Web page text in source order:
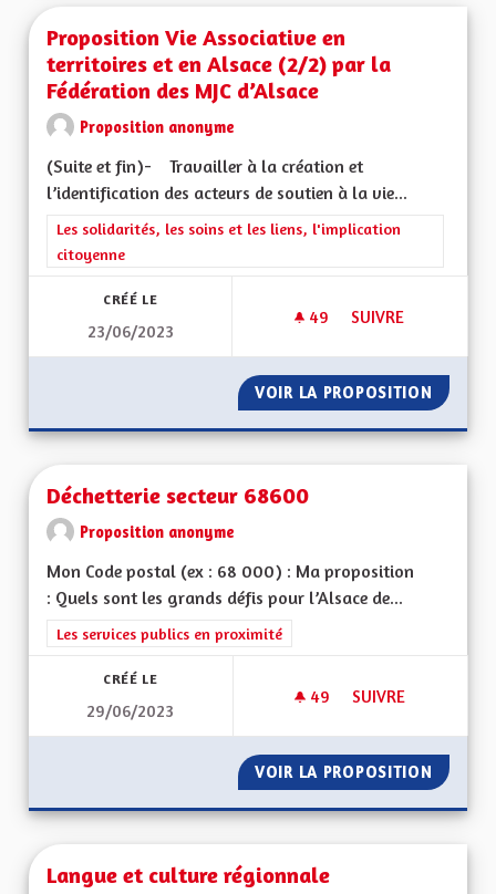
Proposition Vie Associative en
territoires et en Alsace (2/2) par la
Fédération des MJC d’Alsace
Proposition anonyme
(Suite et fin)- Travailler à la création et
l’identification des acteurs de soutien à la vie...
Filtrer les résultats de la catégorie : Les solidarités, les soins
Les solidarités, les soins et les liens, l'implication
citoyenne
CRÉÉ LE
23/06/2023
49 49 ABONNÉS
SUIVRE
VOIR LA PROPOSITION
Déchetterie secteur 68600
Proposition anonyme
Mon Code postal (ex : 68 000) : Ma proposition
: Quels sont les grands défis pour l’Alsace de...
Filtrer les résultats de la catégorie : Les services publics en
Les services publics en proximité
CRÉÉ LE
29/06/2023
49 49 ABONNÉS
SUIVRE
VOIR LA PROPOSITION
Langue et culture régionnale